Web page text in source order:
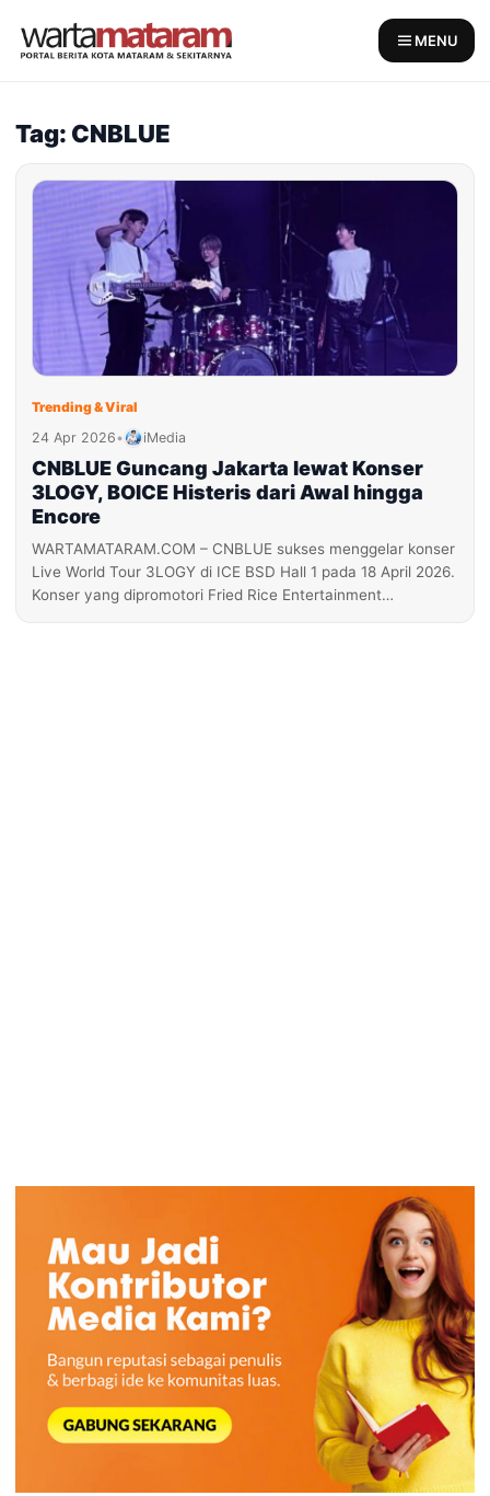
MENU
Tag: CNBLUE
Trending & Viral
24 Apr 2026• iMedia
CNBLUE Guncang Jakarta lewat Konser
3LOGY, BOICE Histeris dari Awal hingga
Encore
WARTAMATARAM.COM – CNBLUE sukses menggelar konser
Live World Tour 3LOGY di ICE BSD Hall 1 pada 18 April 2026.
Konser yang dipromotori Fried Rice Entertainment…